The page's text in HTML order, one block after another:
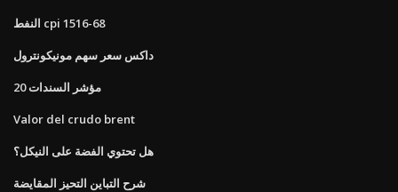
النفط cpi 1516-68
داكس سعر سهم مونيكونترول
مؤشر السندات 20
Valor del crudo brent
هل تحتوي الفضة على النيكل؟
شرح التباين التحيز المقايضة